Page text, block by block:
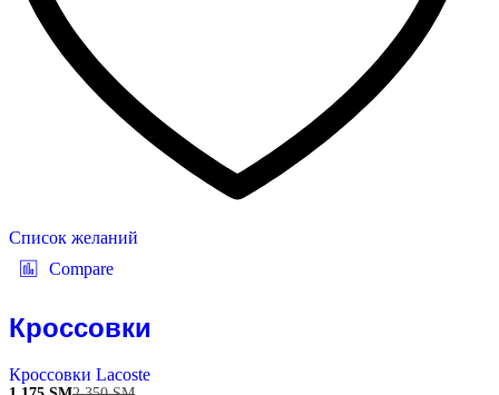
Список желаний
Compare
Кроссовки
Кроссовки Lacoste